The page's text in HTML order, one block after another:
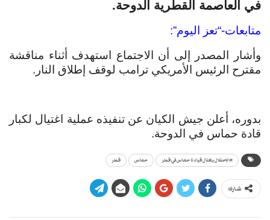
في العاصمة القطرية الدوحة.
متابعات-“تعز اليوم”:
وأشار
المصدر إلى أن الاجتماع استهدف أثناء مناقشة
مقترح الرئيس الأمريكي ترامب لوقف إطلاق النار.
بدوره، أعلن جيش الكيان عن تنفيذه عملية اغتيال لكبار
قادة حماس في الدوحة.
#الاحتلال يغتال قيادة حماس في قطر حماس قطر
شارك